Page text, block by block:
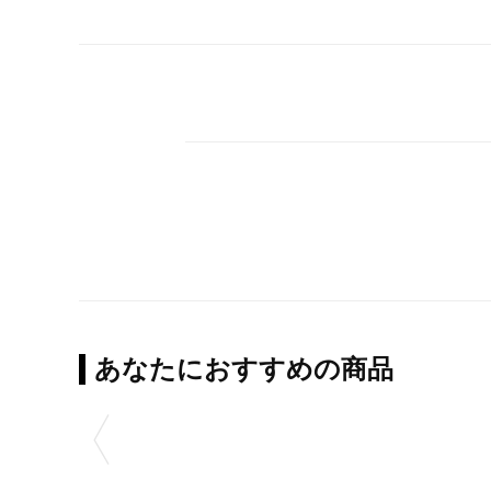
あなたにおすすめの商品